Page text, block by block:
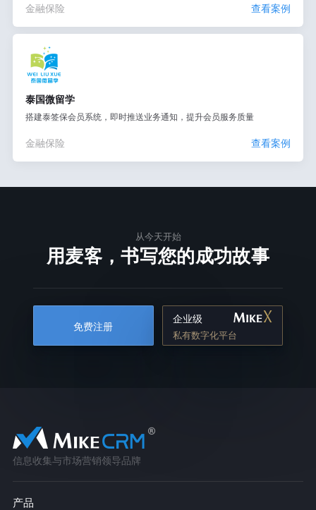
金融保险 查看案例
泰国微留学
搭建泰签保会员系统，即时推送业务通知，提升会员服务质量
金融保险 查看案例
从今天开始
用麦客，书写您的成功故事
免费注册
企业级
私有数字化平台
信息收集与市场营销领导品牌
产品